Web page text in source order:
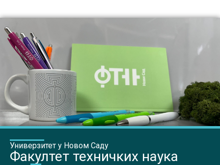
Универзитет у Новом Саду
Факултет техничких наука